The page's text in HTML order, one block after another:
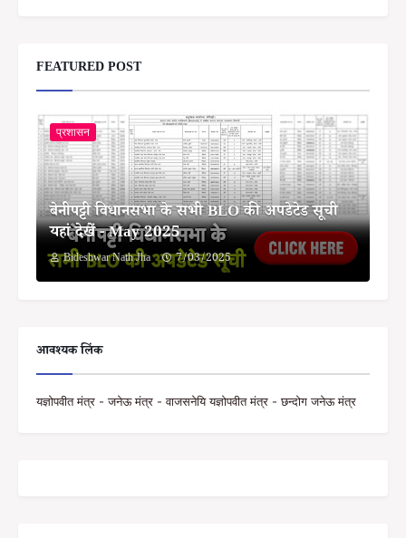
FEATURED POST
प्रशासन
बेनीपट्टी विधानसभा के सभी BLO की अपडेटेड सूची
यहां देखें - May 2025
Bideshwar Nath Jha 7/03/2025
आवश्यक लिंक
यज्ञोपवीत मंत्र - जनेऊ मंत्र - वाजसनेयि यज्ञोपवीत मंत्र - छन्दोग जनेऊ मंत्र